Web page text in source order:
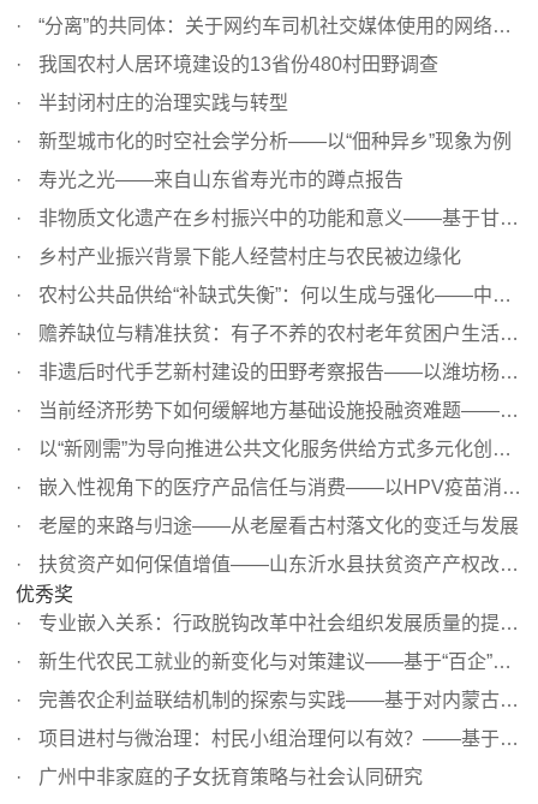
“分离”的共同体：关于网约车司机社交媒体使用的网络民族...
我国农村人居环境建设的13省份480村田野调查
半封闭村庄的治理实践与转型
新型城市化的时空社会学分析——以“佃种异乡”现象为例
寿光之光——来自山东省寿光市的蹲点报告
非物质文化遗产在乡村振兴中的功能和意义——基于甘肃文县...
乡村产业振兴背景下能人经营村庄与农民被边缘化
农村公共品供给“补缺式失衡”：何以生成与强化——中部三...
赡养缺位与精准扶贫：有子不养的农村老年贫困户生活困境形...
非遗后时代手艺新村建设的田野考察报告——以潍坊杨家埠村...
当前经济形势下如何缓解地方基础设施投融资难题——基于中...
以“新刚需”为导向推进公共文化服务供给方式多元化创新—...
嵌入性视角下的医疗产品信任与消费——以HPV疫苗消费为例
老屋的来路与归途——从老屋看古村落文化的变迁与发展
扶贫资产如何保值增值——山东沂水县扶贫资产产权改革的有...
优秀奖
专业嵌入关系：行政脱钩改革中社会组织发展质量的提升路径
新生代农民工就业的新变化与对策建议——基于“百企”实地...
完善农企利益联结机制的探索与实践——基于对内蒙古杭锦后...
项目进村与微治理：村民小组治理何以有效？——基于涉农项...
广州中非家庭的子女抚育策略与社会认同研究